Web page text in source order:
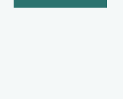
Bliv medlem